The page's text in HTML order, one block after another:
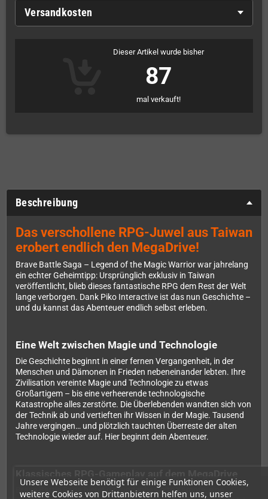
Unsere Webseite benötigt für einige Funktionen Cookies,
weitere Cookies von Drittanbietern helfen uns, unser
Versandkosten
Dieser Artikel wurde bisher
87
mal verkauft!
Beschreibung
Das verschollene RPG-Juwel aus Taiwan
erobert endlich den MegaDrive!
Brave Battle Saga – Legend of the Magic Warrior war jahrelang
ein echter Geheimtipp: Ursprünglich exklusiv in Taiwan
veröffentlicht, blieb dieses fantastische RPG dem Rest der Welt
lange verborgen. Dank Piko Interactive ist das nun Geschichte –
und du kannst das Abenteuer endlich selbst erleben.
Eine Welt zwischen Magie und Technologie
Die Geschichte beginnt in einer fernen Vergangenheit, in der
Menschen und Dämonen in Frieden nebeneinander lebten. Ihre
Zivilisation vereinte Magie und Technologie zu etwas
Großartigem – bis eine verheerende technologische
Katastrophe alles zerstörte. Die Überlebenden wandten sich von
der Technik ab und vertieften ihr Wissen in der Magie. Tausend
Jahre vergingen… und plötzlich tauchten Überreste der alten
Technologie wieder auf. Hier beginnt dein Abenteuer.
Brave Battle Saga bietet dir rundenbasierte Kämpfe, eine